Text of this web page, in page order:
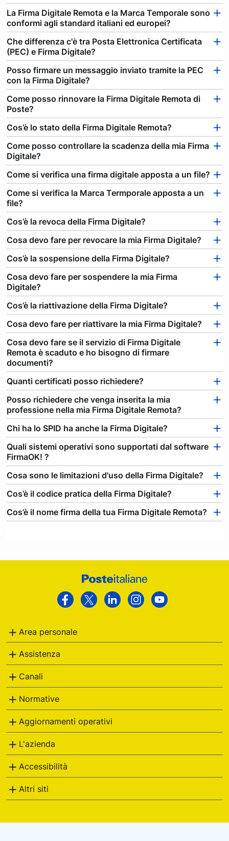
La Firma Digitale Remota e la Marca Temporale sono
conformi agli standard italiani ed europei?
Che differenza c'è tra Posta Elettronica Certificata
(PEC) e Firma Digitale?
Posso firmare un messaggio inviato tramite la PEC
con la Firma Digitale?
Come posso rinnovare la Firma Digitale Remota di
Poste?
Cos’è lo stato della Firma Digitale Remota?
Come posso controllare la scadenza della mia Firma
Digitale?
Come si verifica una firma digitale apposta a un file?
Come si verifica la Marca Termporale apposta a un
file?
Cos’è la revoca della Firma Digitale?
Cosa devo fare per revocare la mia Firma Digitale?
Cos’è la sospensione della Firma Digitale?
Cosa devo fare per sospendere la mia Firma
Digitale?
Cos’è la riattivazione della Firma Digitale?
Cosa devo fare per riattivare la mia Firma Digitale?
Cosa devo fare se il servizio di Firma Digitale
Remota è scaduto e ho bisogno di firmare
documenti?
Quanti certificati posso richiedere?
Posso richiedere che venga inserita la mia
professione nella mia Firma Digitale Remota?
Chi ha lo SPID ha anche la Firma Digitale?
Quali sistemi operativi sono supportati dal software
FirmaOK! ?
Cosa sono le limitazioni d'uso della Firma Digitale?
Cos’è il codice pratica della Firma Digitale?
Cos’è il nome firma della tua Firma Digitale Remota?
Facebook
Twitter LinkedinInstagram
Area personale
Assistenza
Canali
Normative
Aggiornamenti operativi
L'azienda
Accessibilità
Altri siti